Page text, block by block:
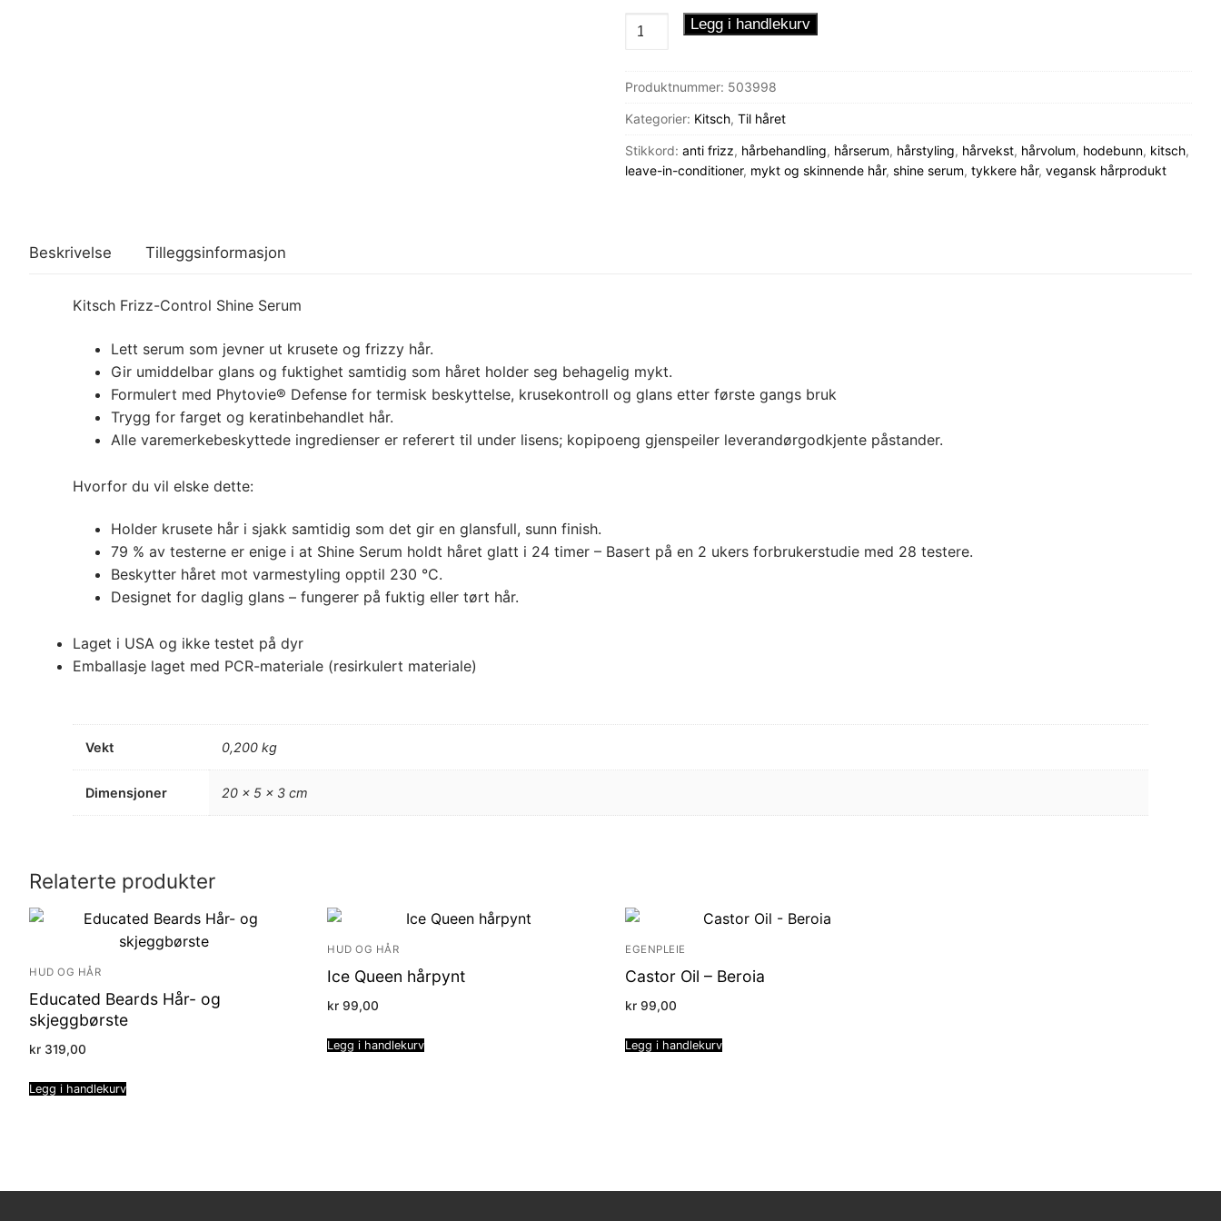
Kitsch
antall
Legg i handlekurv
Produktnummer: 503998
Kategorier: Kitsch, Til håret
Stikkord: anti frizz, hårbehandling, hårserum, hårstyling, hårvekst, hårvolum, hodebunn, kitsch,
leave-in-conditioner, mykt og skinnende hår, shine serum, tykkere hår, vegansk hårprodukt
Beskrivelse Tilleggsinformasjon
Kitsch Frizz-Control Shine Serum
Lett serum som jevner ut krusete og frizzy hår.
Gir umiddelbar glans og fuktighet samtidig som håret holder seg behagelig mykt.
Formulert med Phytovie® Defense for termisk beskyttelse, krusekontroll og glans etter første gangs bruk
Trygg for farget og keratinbehandlet hår.
Alle varemerkebeskyttede ingredienser er referert til under lisens; kopipoeng gjenspeiler leverandørgodkjente påstander.
Hvorfor du vil elske dette:
Holder krusete hår i sjakk samtidig som det gir en glansfull, sunn finish.
79 % av testerne er enige i at Shine Serum holdt håret glatt i 24 timer – Basert på en 2 ukers forbrukerstudie med 28 testere.
Beskytter håret mot varmestyling opptil 230 °C.
Designet for daglig glans – fungerer på fuktig eller tørt hår.
Laget i USA og ikke testet på dyr
Emballasje laget med PCR-materiale (resirkulert materiale)
Vekt 0,200 kg
Dimensjoner 20 × 5 × 3 cm
Relaterte produkter
HUD OG HÅR
Educated Beards Hår- og
skjeggbørste
kr 319,00
Legg i handlekurv
HUD OG HÅR
Ice Queen hårpynt
kr 99,00
Legg i handlekurv
EGENPLEIE
Castor Oil – Beroia
kr 99,00
Legg i handlekurv